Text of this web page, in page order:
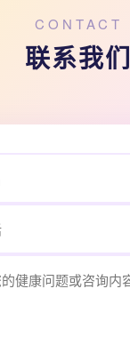
CONTACT
联系我们